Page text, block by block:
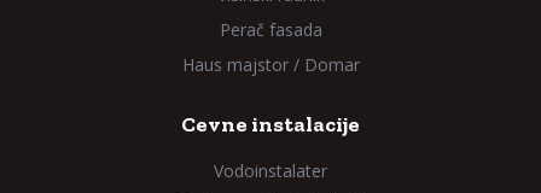
Perač fasada
Haus majstor / Domar
Cevne instalacije
Vodoinstalater